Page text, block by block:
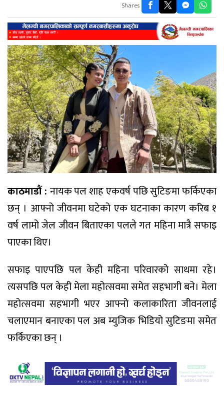
Shares
काठमाडौं : नायक पल शाह एकवर्ष पछि सुटिङमा फर्किएका
छन् । आफ्नो जीवनमा घटेको एक घटनाका कारण करिब १
वर्ष लामो जेल जीवन बिताएका पलले गत महिना मात्रै सफाइ
पाएका थिए।
सफाइ पाएपछि पल केही महिना परिवारको साथमा रहे।
त्यसपछि पल केही मेला महोत्सवमा समेत सहभागी बने। मेला
महोत्सवमा सहभागी भएर आफ्नो कलाकारिता जीवनलाई
चलाएमान बनाएका पल अब म्युजिक भिडियो सुटिङमा समेत
फर्किएका छन् ।